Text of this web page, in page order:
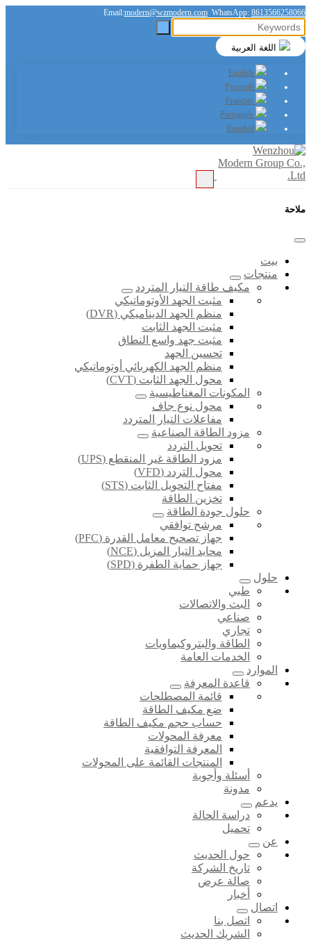
Email:modern@wzmodern.com WhatsApp: 8613566258066
ملاحة
بيت
منتجات
مكيف طاقة التيار المتردد
مثبت الجهد الأوتوماتيكي
منظم الجهد الديناميكي (DVR)
مثبت الجهد الثابت
مثبت جهد واسع النطاق
تحسين الجهد
منظم الجهد الكهربائي أوتوماتيكي
محول الجهد الثابت (CVT)
المكونات المغناطيسية
محول نوع جاف
مفاعلات التيار المتردد
مزود الطاقة الصناعية
تحويل التردد
مزود الطاقة غير المنقطع (UPS)
محول التردد (VFD)
مفتاح التحويل الثابت (STS)
تخزين الطاقة
حلول جودة الطاقة
مرشح توافقي
جهاز تصحيح معامل القدرة (PFC)
محايد التيار المزيل (NCE)
جهاز حماية الطفرة (SPD)
حلول
طبي
البث والاتصالات
صناعي
تجاري
الطاقة والبتروكيماويات
الخدمات العامة
الموارد
قاعدة المعرفة
قائمة المصطلحات
ضع مكيف الطاقة
حساب حجم مكيف الطاقة
معرفة المحولات
المعرفة التوافقية
المنتجات القائمة على المحولات
أسئلة وأجوبة
مدونة
يدعم
دراسة الحالة
تحميل
عن
حول الحديث
تاريخ الشركة
صالة عرض
أخبار
اتصال
اتصل بنا
الشريك الحديث